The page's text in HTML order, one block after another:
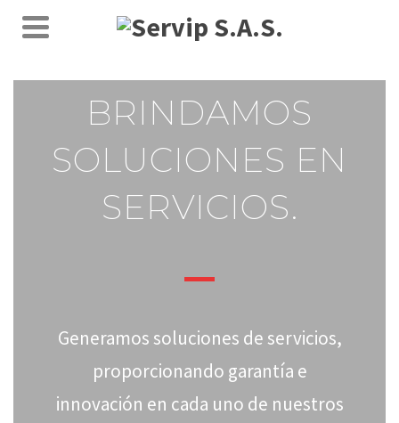
BRINDAMOS
SOLUCIONES EN
SERVICIOS.
Generamos soluciones de servicios,
proporcionando garantía e
innovación en cada uno de nuestros